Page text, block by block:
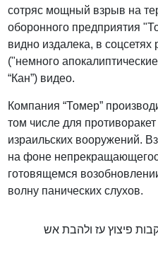
сотряс мощный взрыв на
оборонного предприятия
видно издалека, в
("немного
“Кан”) видео.
Компания “Томер”
том числе для
израильских вооружений.
на фоне
готовящемся
волну панических слухов.
פיצוץ עז ולהבת אש